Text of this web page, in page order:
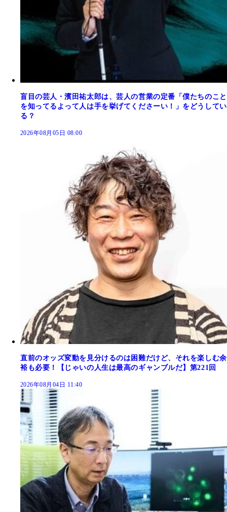
盲目の芸人・濱田祐太郎は、芸人の営業の定番「僕たちのこと
を知ってるよって人は手を挙げてくださーい！」をどうしてい
る？
2026年08月05日 08:00
直前のオッズ変動を見分けるのは困難だけど、それを楽しむ余
裕も必要！【じゃいの人生は最高のギャンブルだ】第221回
2026年08月04日 11:40